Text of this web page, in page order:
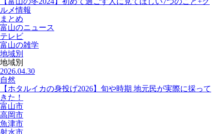
ルメ情報
まとめ
富山のニュース
テレビ
富山の雑学
地域別
地域別
2026.04.30
自然
【ホタルイカの身投げ2026】旬や時期 地元民が実際に採って
きた！
富山市
高岡市
魚津市
射水市